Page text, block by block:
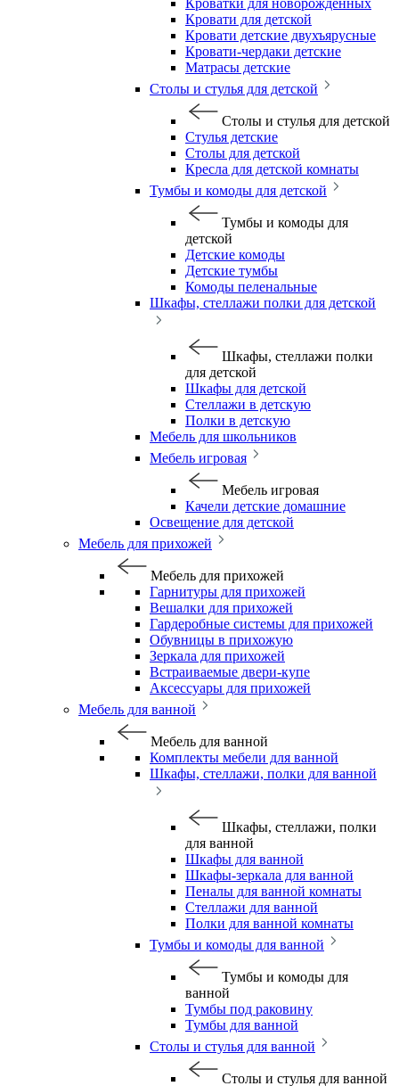
Кроватки для новорожденных
Кровати для детской
Кровати детские двухъярусные
Кровати-чердаки детские
Матрасы детские
Столы и стулья для детской
Столы и стулья для детской
Стулья детские
Столы для детской
Кресла для детской комнаты
Тумбы и комоды для детской
Тумбы и комоды для
детской
Детские комоды
Детские тумбы
Комоды пеленальные
Шкафы, стеллажи полки для детской
Шкафы, стеллажи полки
для детской
Шкафы для детской
Стеллажи в детскую
Полки в детскую
Мебель для школьников
Мебель игровая
Мебель игровая
Качели детские домашние
Освещение для детской
Мебель для прихожей
Мебель для прихожей
Гарнитуры для прихожей
Вешалки для прихожей
Гардеробные системы для прихожей
Обувницы в прихожую
Зеркала для прихожей
Встраиваемые двери-купе
Аксессуары для прихожей
Мебель для ванной
Мебель для ванной
Комплекты мебели для ванной
Шкафы, стеллажи, полки для ванной
Шкафы, стеллажи, полки
для ванной
Шкафы для ванной
Шкафы-зеркала для ванной
Пеналы для ванной комнаты
Стеллажи для ванной
Полки для ванной комнаты
Тумбы и комоды для ванной
Тумбы и комоды для
ванной
Тумбы под раковину
Тумбы для ванной
Столы и стулья для ванной
Столы и стулья для ванной